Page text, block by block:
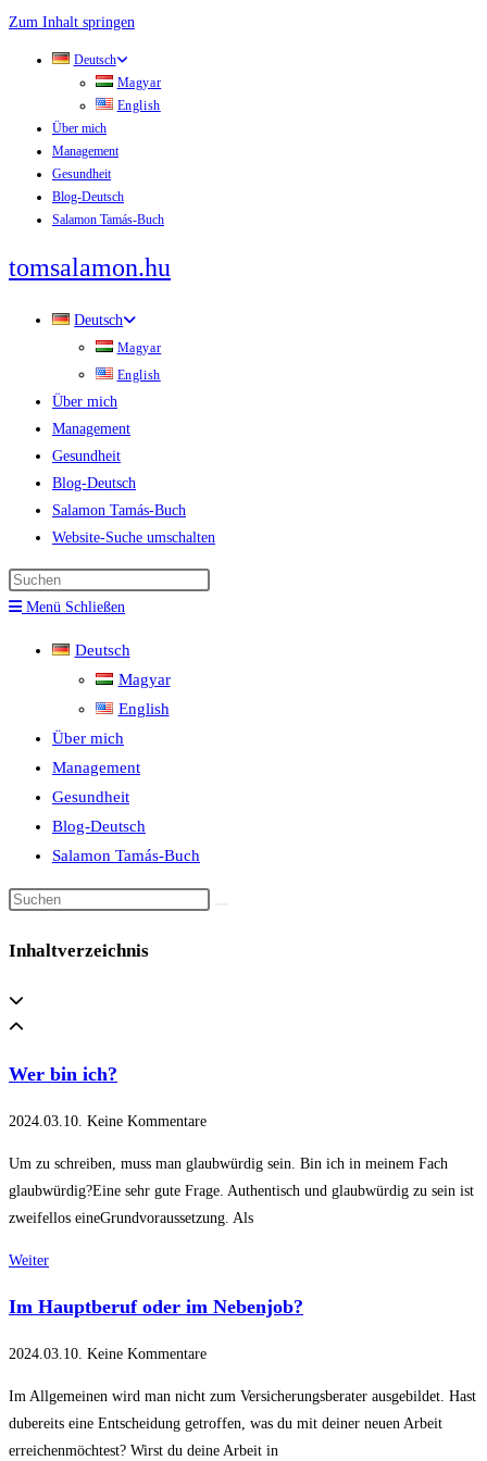
Zum Inhalt springen
Deutsch
Magyar
English
Über mich
Management
Gesundheit
Blog-Deutsch
Salamon Tamás-Buch
tomsalamon.hu
Deutsch
Magyar
English
Über mich
Management
Gesundheit
Blog-Deutsch
Salamon Tamás-Buch
Website-Suche umschalten
Menü Schließen
Deutsch
Magyar
English
Über mich
Management
Gesundheit
Blog-Deutsch
Salamon Tamás-Buch
Inhaltverzeichnis
Wer bin ich?
2024.03.10. Keine Kommentare
Um zu schreiben, muss man glaubwürdig sein. Bin ich in meinem Fach
glaubwürdig?Eine sehr gute Frage. Authentisch und glaubwürdig zu sein ist
zweifellos eineGrundvoraussetzung. Als
Weiter
Im Hauptberuf oder im Nebenjob?
2024.03.10. Keine Kommentare
Im Allgemeinen wird man nicht zum Versicherungsberater ausgebildet. Hast
dubereits eine Entscheidung getroffen, was du mit deiner neuen Arbeit
erreichenmöchtest? Wirst du deine Arbeit in